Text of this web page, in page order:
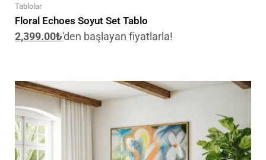
Tablolar
Floral Echoes Soyut Set Tablo
2,399.00₺'den başlayan fiyatlarla!